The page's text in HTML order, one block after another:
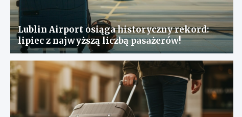
Lublin Airport osiąga historyczny rekord:
lipiec z najwyższą liczbą pasażerów!